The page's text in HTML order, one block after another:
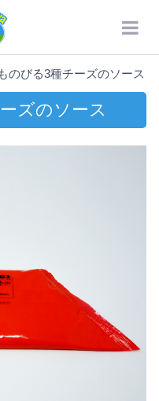
のびる3種チーズのソース
ズのソース